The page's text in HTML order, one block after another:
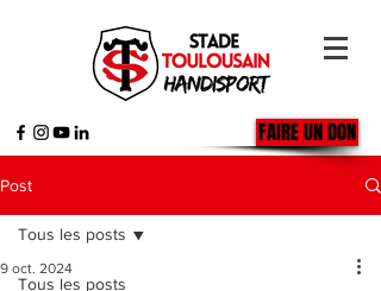
FAIRE UN DON
Post
Tous les posts
Tous les posts
9 oct. 2024